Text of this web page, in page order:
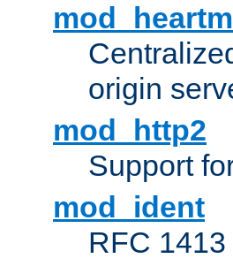
origin
mod_http2
Support
mod_ident
RFC